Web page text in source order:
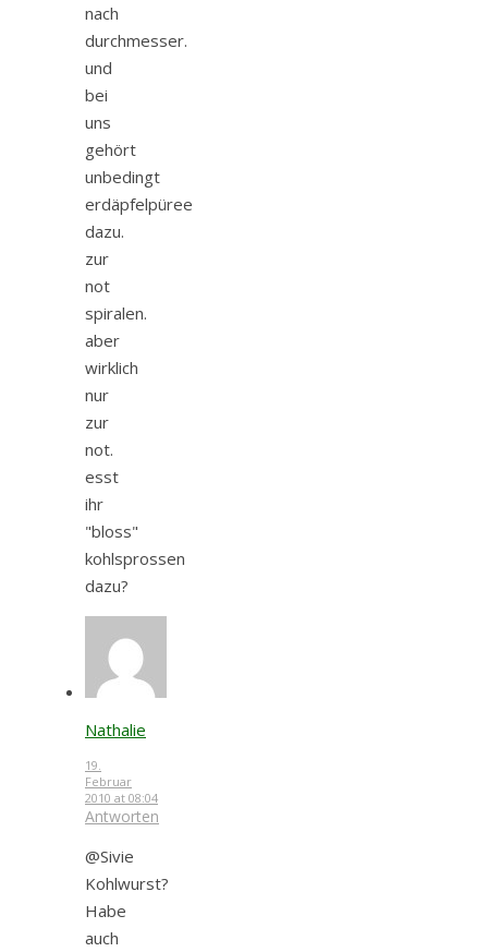
nach
durchmesser.
und
bei
uns
gehört
unbedingt
erdäpfelpüree
dazu.
zur
not
spiralen.
aber
wirklich
nur
zur
not.
esst
ihr
"bloss"
kohlsprossen
dazu?
Nathalie
19.
Februar
2010 at 08:04
Antworten
@Sivie
Kohlwurst?
Habe
auch